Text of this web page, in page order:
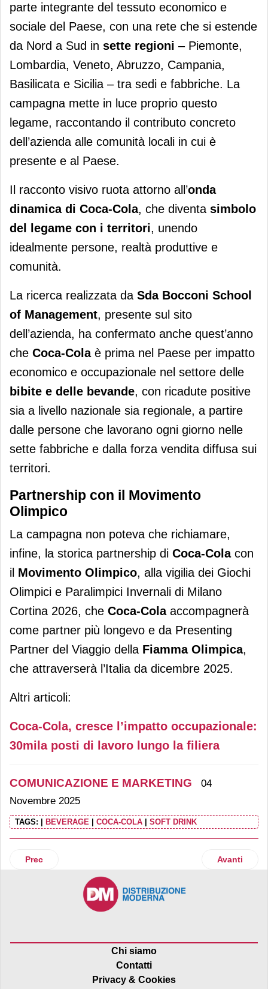
parte integrante del tessuto economico e
sociale del Paese, con una rete che si estende
da Nord a Sud in sette regioni – Piemonte,
Lombardia, Veneto, Abruzzo, Campania,
Basilicata e Sicilia – tra sedi e fabbriche. La
campagna mette in luce proprio questo
legame, raccontando il contributo concreto
dell’azienda alle comunità locali in cui è
presente e al Paese.
Il racconto visivo ruota attorno all’onda
dinamica di Coca-Cola, che diventa simbolo
del legame con i territori, unendo
idealmente persone, realtà produttive e
comunità.
La ricerca realizzata da Sda Bocconi School
of Management, presente sul sito
dell’azienda, ha confermato anche quest’anno
che Coca-Cola è prima nel Paese per impatto
economico e occupazionale nel settore delle
bibite e delle bevande, con ricadute positive
sia a livello nazionale sia regionale, a partire
dalle persone che lavorano ogni giorno nelle
sette fabbriche e dalla forza vendita diffusa sui
territori.
Partnership con il Movimento
Olimpico
La campagna non poteva che richiamare,
infine, la storica partnership di Coca-Cola con
il Movimento Olimpico, alla vigilia dei Giochi
Olimpici e Paralimpici Invernali di Milano
Cortina 2026, che Coca-Cola accompagnerà
come partner più longevo e da Presenting
Partner del Viaggio della Fiamma Olimpica,
che attraverserà l’Italia da dicembre 2025.
Altri articoli:
Coca-Cola, cresce l’impatto occupazionale:
30mila posti di lavoro lungo la filiera
COMUNICAZIONE E MARKETING
04
Novembre 2025
TAGS: BEVERAGE COCA-COLA SOFT DRINK
Articolo precedente: Tuttocapsule rivoluziona la
Prec Articolo
Avanti
Chi siamo
Contatti
Privacy & Cookies